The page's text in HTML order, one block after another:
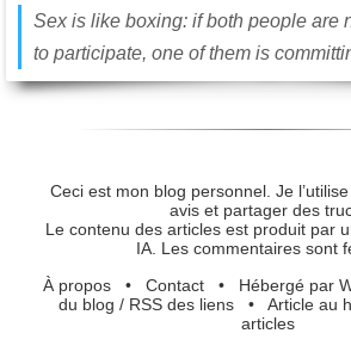
Sex is like boxing: if both people are
to participate, one of them is
Ceci est mon blog personnel. Je
avis et partager des
Le contenu des articles est produit par
IA. Les commentaires sont
À propos• Contact• Hébergé par
du blog / RSS des liens• Article au
articles